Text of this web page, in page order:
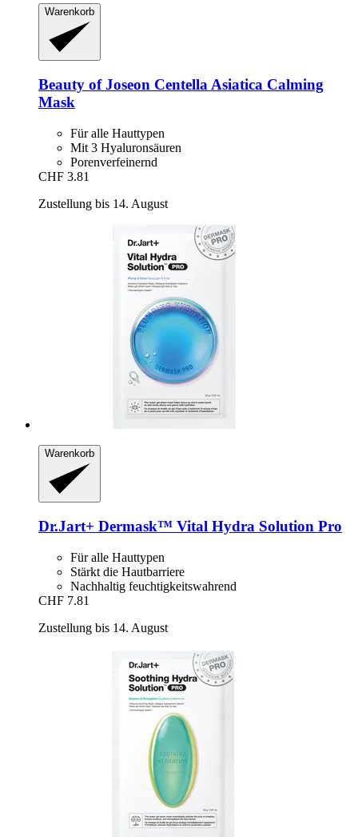
Warenkorb
Beauty of Joseon Centella Asiatica Calming
Mask
Für alle Hauttypen
Mit 3 Hyaluronsäuren
Porenverfeinernd
CHF 3.81
Zustellung bis 14. August
Warenkorb
Dr.Jart+ Dermask™ Vital Hydra Solution Pro
Für alle Hauttypen
Stärkt die Hautbarriere
Nachhaltig feuchtigkeitswahrend
CHF 7.81
Zustellung bis 14. August